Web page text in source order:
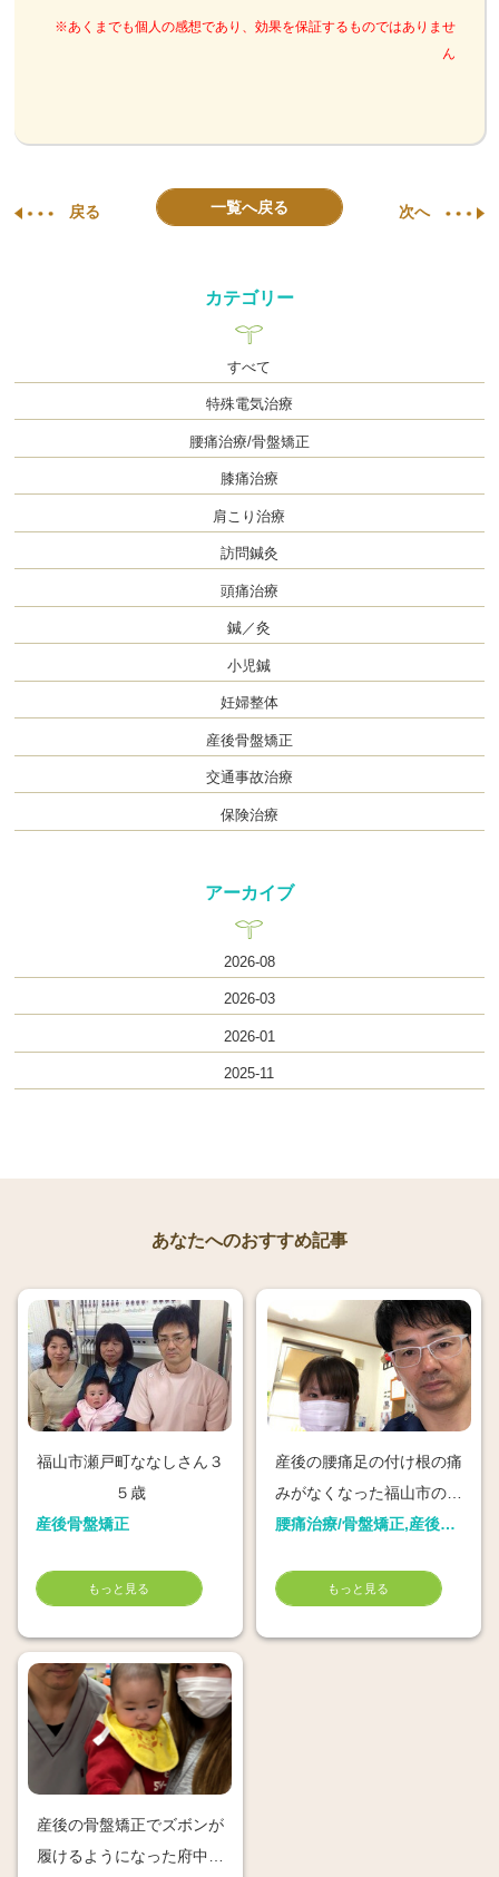
※あくまでも個人の感想であり、効果を保証するものではありませ
ん
戻る 一覧へ戻る 次へ
カテゴリー
すべて
特殊電気治療
腰痛治療/骨盤矯正
膝痛治療
肩こり治療
訪問鍼灸
頭痛治療
鍼／灸
小児鍼
妊婦整体
産後骨盤矯正
交通事故治療
保険治療
アーカイブ
2026-08
2026-03
2026-01
2025-11
あなたへのおすすめ記事
福山市瀬戸町ななしさん３
５歳
産後骨盤矯正
もっと見る
産後の腰痛足の付け根の痛
みがなくなった福山市の大
塚さん
腰痛治療/骨盤矯正,産後骨盤矯正
もっと見る
産後の骨盤矯正でズボンが
履けるようになった府中市